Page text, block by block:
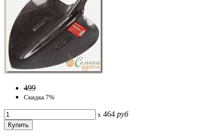
499
Скидка 7%
x 464 руб